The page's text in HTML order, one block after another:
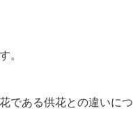
。
である供花との違いにつ